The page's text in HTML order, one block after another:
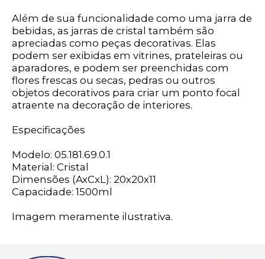
Além de sua funcionalidade como uma jarra de
bebidas, as jarras de cristal também são
apreciadas como peças decorativas. Elas
podem ser exibidas em vitrines, prateleiras ou
aparadores, e podem ser preenchidas com
flores frescas ou secas, pedras ou outros
objetos decorativos para criar um ponto focal
atraente na decoração de interiores.
Especificações
Modelo: 05.181.69.0.1
Material: Cristal
Dimensões (AxCxL): 20x20x11
Capacidade: 1500ml
Imagem meramente ilustrativa.